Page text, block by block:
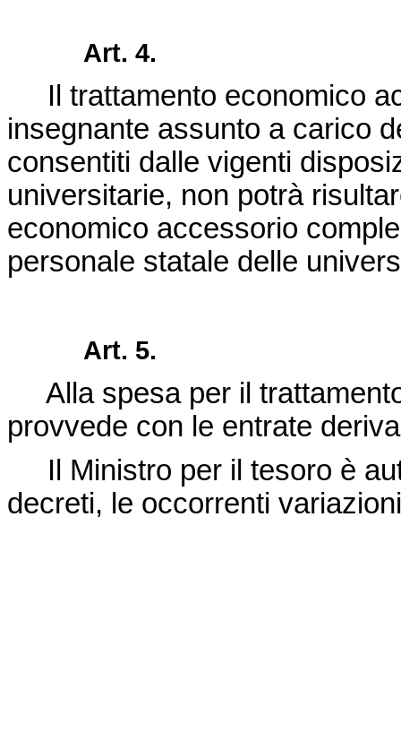
Art. 4.
Il trattamento economico
insegnante assunto a carico
consentiti dalle vigenti
universitarie, non potrà
economico accessorio
personale statale delle
Art. 5.
Alla spesa per il
provvede con le entrate
Il Ministro per il tesoro è
decreti, le occorrenti